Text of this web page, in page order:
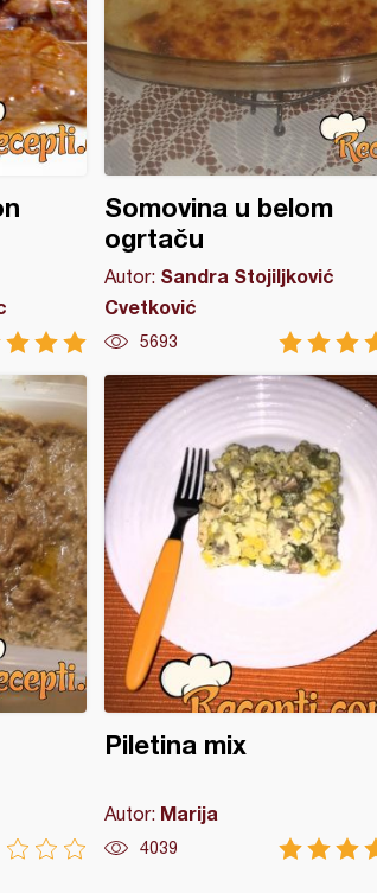
Somovina u belom
ogrtaču
Autor: Sandra Stojiljković
Cvetković
5693
Piletina mix
Autor: Marija
4039